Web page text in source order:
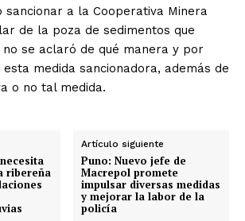
sancionar a la Cooperativa Minera
de la poza de sedimentos que
no se aclaró de qué manera y por
medida sancionadora, además de
o no tal medida.
ribereña
Artículo siguiente
Puno: Nuevo jefe de
Macrepol promete
impulsar diversas medidas
y mejorar la labor de la
policía